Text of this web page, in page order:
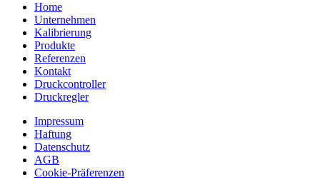
Home
Unternehmen
Kalibrierung
Produkte
Referenzen
Kontakt
Druckcontroller
Druckregler
Impressum
Haftung
Datenschutz
AGB
Cookie-Präferenzen